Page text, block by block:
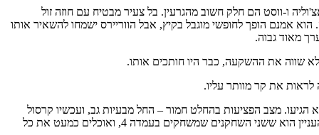
ו-ווסט הם חלק חשוב מהגרעין. בל צעיר מבטיח עם חוזה זול
אמנם הופך לחופשי מוגבל בקיץ, אבל הווריירס ישמחו להשאיר אותו
לא שווה את ההשקעה, כבר היו חותכים אותו.
לראות את קר מוותר עליו.
הגיעו. מצב הפציעות בהחלט חמור – החל מבעיות גב, ועכשיו קרסול
מדאיג (באתרים באמריקה כתוב שיש לו שבר מילדות בקרסול ימין שלא החלים לחלוטין). גם כספי חיוני מכיוון שהקבוצה מוגבלת בכמות ה3-4 שיש לה. העניין הוא ששני השחקנים שמשחקים בעמדה 4, ואוכלים כמעט את כל